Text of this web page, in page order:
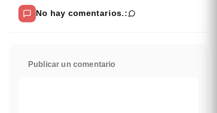
No hay comentarios.:
Publicar un comentario